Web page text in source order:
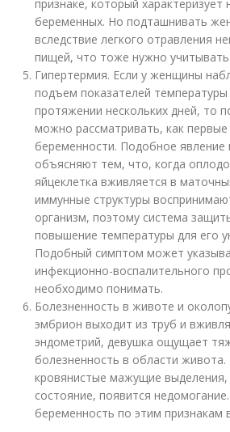
признаке, который характеризует
беременных. Но подташнивать
вследствие легкого отравления
пищей, что тоже нужно учитывать.
Гипертермия. Если у женщины
подъем показателей температуры
протяжении нескольких дней, то
можно рассматривать, как первые
беременности. Подобное явление
объясняют тем, что, когда
яйцеклетка вживляется в
иммунные структуры
организм, поэтому система
повышение температуры для его
Подобный симптом может
инфекционно-воспалительного
необходимо понимать.
Болезненность в животе и
эмбрион выходит из труб и
эндометрий, девушка ощущает
болезненность в области
кровянистые мажущие
состояние, появится
беременность по этим признакам